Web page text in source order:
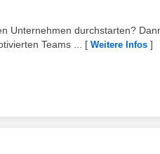
Unternehmen durchstarten?
Teams ...
[ Weitere Infos ]